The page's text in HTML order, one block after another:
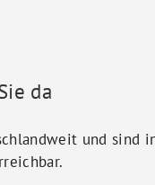
da
und sind